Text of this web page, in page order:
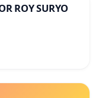
ROY SURYO